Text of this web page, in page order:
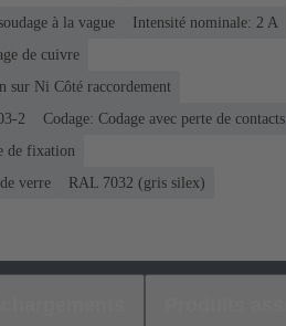
à la vague
Intensité nominale: ‌2 A
de cuivre
sur Ni Côté raccordement
2
Codage: Codage avec perte de contacts
de fixation
verre
RAL 7032 (gris silex)